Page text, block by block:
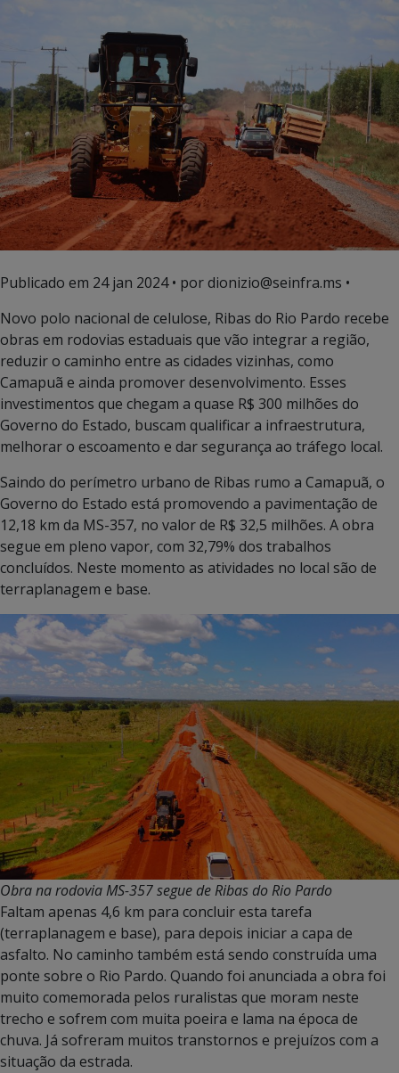
Publicado em 24 jan 2024• por dionizio@seinfra.ms •
Novo polo nacional de celulose, Ribas do Rio Pardo recebe
obras em rodovias estaduais que vão integrar a região,
reduzir o caminho entre as cidades vizinhas, como
Camapuã e ainda promover desenvolvimento. Esses
investimentos que chegam a quase R$ 300 milhões do
Governo do Estado, buscam qualificar a infraestrutura,
melhorar o escoamento e dar segurança ao tráfego local.
Saindo do perímetro urbano de Ribas rumo a Camapuã, o
Governo do Estado está promovendo a pavimentação de
12,18 km da MS-357, no valor de R$ 32,5 milhões. A obra
segue em pleno vapor, com 32,79% dos trabalhos
concluídos. Neste momento as atividades no local são de
terraplanagem e base.
Obra na rodovia MS-357 segue de Ribas do Rio Pardo
Faltam apenas 4,6 km para concluir esta tarefa
(terraplanagem e base), para depois iniciar a capa de
asfalto. No caminho também está sendo construída uma
ponte sobre o Rio Pardo. Quando foi anunciada a obra foi
muito comemorada pelos ruralistas que moram neste
trecho e sofrem com muita poeira e lama na época de
chuva. Já sofreram muitos transtornos e prejuízos com a
situação da estrada.